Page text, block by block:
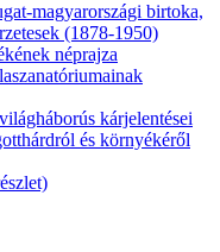
magyarországi birtoka,
(1878-1950)
néprajza
kárjelentései
és környékéről